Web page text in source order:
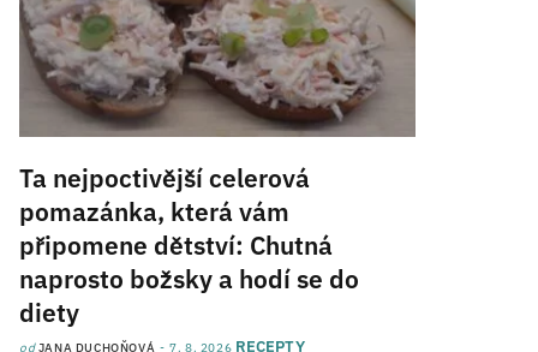
Ta nejpoctivější celerová
pomazánka, která vám
připomene dětství: Chutná
naprosto božsky a hodí se do
diety
odJANA DUCHOŇOVÁ 7. 8. 2026 RECEPTY